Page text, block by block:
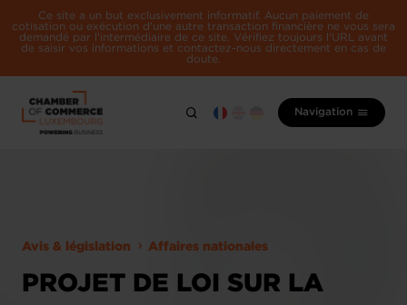
Ce site a un but exclusivement informatif. Aucun paiement de
cotisation ou exécution d'une autre transaction financière ne vous sera
demandé par l'intermédiaire de ce site. Vérifiez toujours l'URL avant
de saisir vos informations et contactez-nous directement en cas de
doute.
Navigation
Avis & législation Affaires nationales
PROJET DE LOI SUR LA